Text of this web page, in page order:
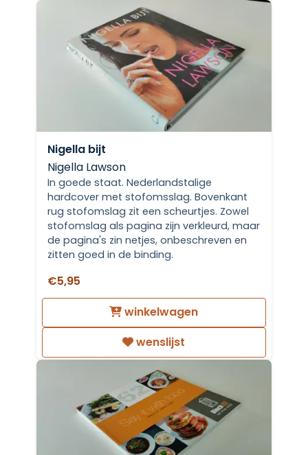
Nigella bijt
Nigella Lawson
In goede staat. Nederlandstalige
hardcover met stofomsslag. Bovenkant
rug stofomslag zit een scheurtjes. Zowel
stofomslag als pagina zijn verkleurd, maar
de pagina's zin netjes, onbeschreven en
zitten goed in de binding.
€5,95
winkelwagen
wenslijst